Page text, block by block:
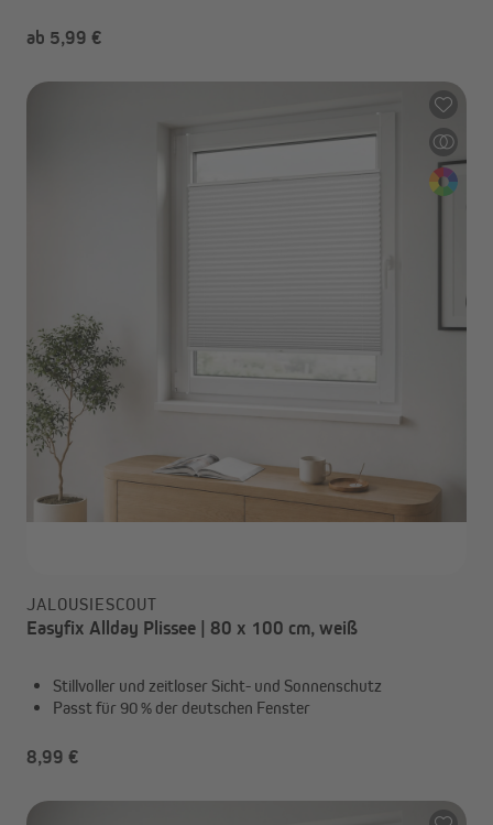
ab 5,99 €
JALOUSIESCOUT
Easyfix Allday Plissee | 80 x 100 cm, weiß
Stillvoller und zeitloser Sicht- und Sonnenschutz
Passt für 90 % der deutschen Fenster
8,99 €